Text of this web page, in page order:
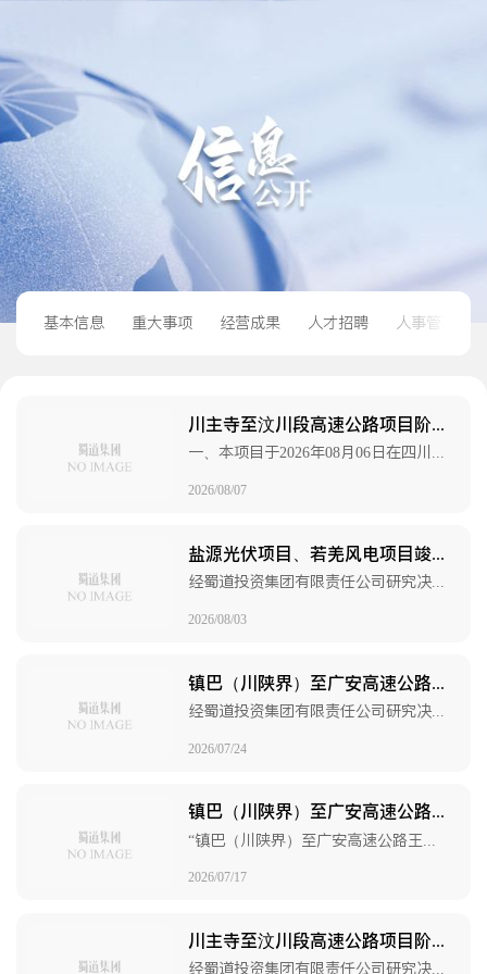
基本信息 重大事项 经营成果 人才招聘 人事管理
川主寺至汶川段高速公路项目阶段性过程控制审计服务GKSJ1标段、GKSJ2标段中标候选人公示
一、本项目于2026年08月06日在四川省政府政务服务和公共资源交易服务中心组织评标，按照招标文件的要求，经评标小组评审，现将评审结果公示如下：
2026/08/07
盐源光伏项目、若羌风电项目竣工决算审计服务招标公告
经蜀道投资集团有限责任公司研究决定，2026年对凉山盐源牦牛坪光伏发电项目及220千伏送出工程（一期）（以下简称“盐源光伏项目”）、若羌县若羌河100万千瓦风力发电及其配套储能项目（以下简称“若羌风电项目”）开展竣工决算审计工作，项目已具备招标条件，蜀道投资集团有限责任公司作为招标人（以下简称“招标人”）对两个项目的竣工决算审计以公开招标的方式选聘审计单位。
2026/08/03
镇巴（川陕界）至广安高速公路王坪至通江段项目、泸州至永川（川渝界）高速公路项目竣工决算审计服务招标公告（第二次）
经蜀道投资集团有限责任公司研究决定，2026年对镇巴（川陕界）至广安高速公路王坪至通江段项目、泸州至永川（川渝界）高速公路项目开展竣工决算审计工作，项目已具备招标条件，蜀道投资集团有限责任公司作为招标人（以下简称“招标人”）对镇巴（川陕界）至广安高速公路王坪至通江段项目、泸州至永川（川渝界）高速公路项目竣工决算审计以公开招标的方式选聘审计单位。
2026/07/24
镇巴（川陕界）至广安高速公路王坪至通江段项目、泸州至永川（川渝界）高速公路项目竣工决算审计服务CWSJ标段流标公示
“镇巴（川陕界）至广安高速公路王坪至通江段项目、泸州至永川（川渝界）高速公路项目竣工决算审计服务CWSJ标段”原定在四川省政府政务服务和公共资源交易服务中心进行公开招标，在招标文件规定的投标文件递交截止时间2026年7月17日9时00分前递交投标文件的投标人不足3家，本项目流标。
2026/07/17
川主寺至汶川段高速公路项目阶段性过程控制审计服务招标公告
经蜀道投资集团有限责任公司研究决定，2026年对川主寺至汶川段高速公路项目开展阶段性过程控制审计工作，项目已具备招标条件，蜀道投资集团有限责任公司作为招标人（以下简称“招标人”）对川主寺至汶川段高速公路项目的阶段性过程控制审计服务以公开招标的方式选聘审计单位。